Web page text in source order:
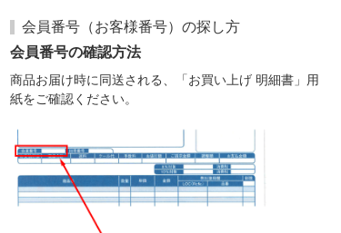
会員番号（お客様番号）の探し方
会員番号の確認方法
商品お届け時に同送される、「お買い上げ 明細書」用
紙をご確認ください。